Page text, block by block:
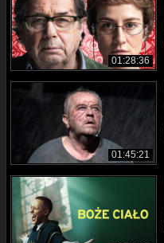
01:28:36
01:45:21